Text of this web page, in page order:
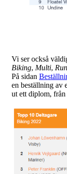
Vi ser också
Biking, Multi,
På sidan
en beställning av
ut ett diplom, från